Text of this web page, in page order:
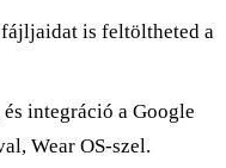
is feltöltheted a
integráció a Google
Wear OS-szel.